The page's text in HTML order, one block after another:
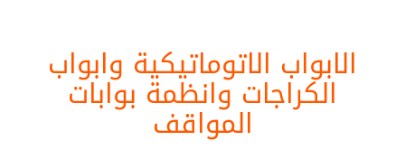
الابواب الاتوماتيكية وابواب
الكراجات وانظمة بوابات
المواقف